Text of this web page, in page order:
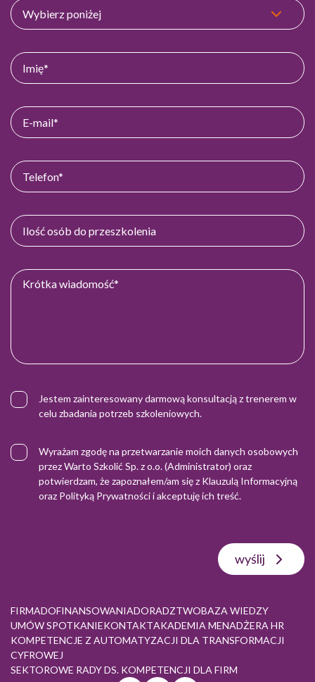
Jestem zainteresowany darmową konsultacją z trenerem w
celu zbadania potrzeb szkoleniowych.
Wyrażam zgodę na przetwarzanie moich danych osobowych
przez Warto Szkolić Sp. z o.o. (Administrator) oraz
potwierdzam, że zapoznałem/am się z Klauzulą Informacyjną
oraz Polityką Prywatnościi akceptuję ich treść.
wyślij
FIRMADOFINANSOWANIADORADZTWOBAZA WIEDZY
UMÓW SPOTKANIEKONTAKTAKADEMIA MENADŻERA HR
KOMPETENCJE Z AUTOMATYZACJI DLA TRANSFORMACJI
CYFROWEJ
SEKTOROWE RADY DS. KOMPETENCJI DLA FIRM